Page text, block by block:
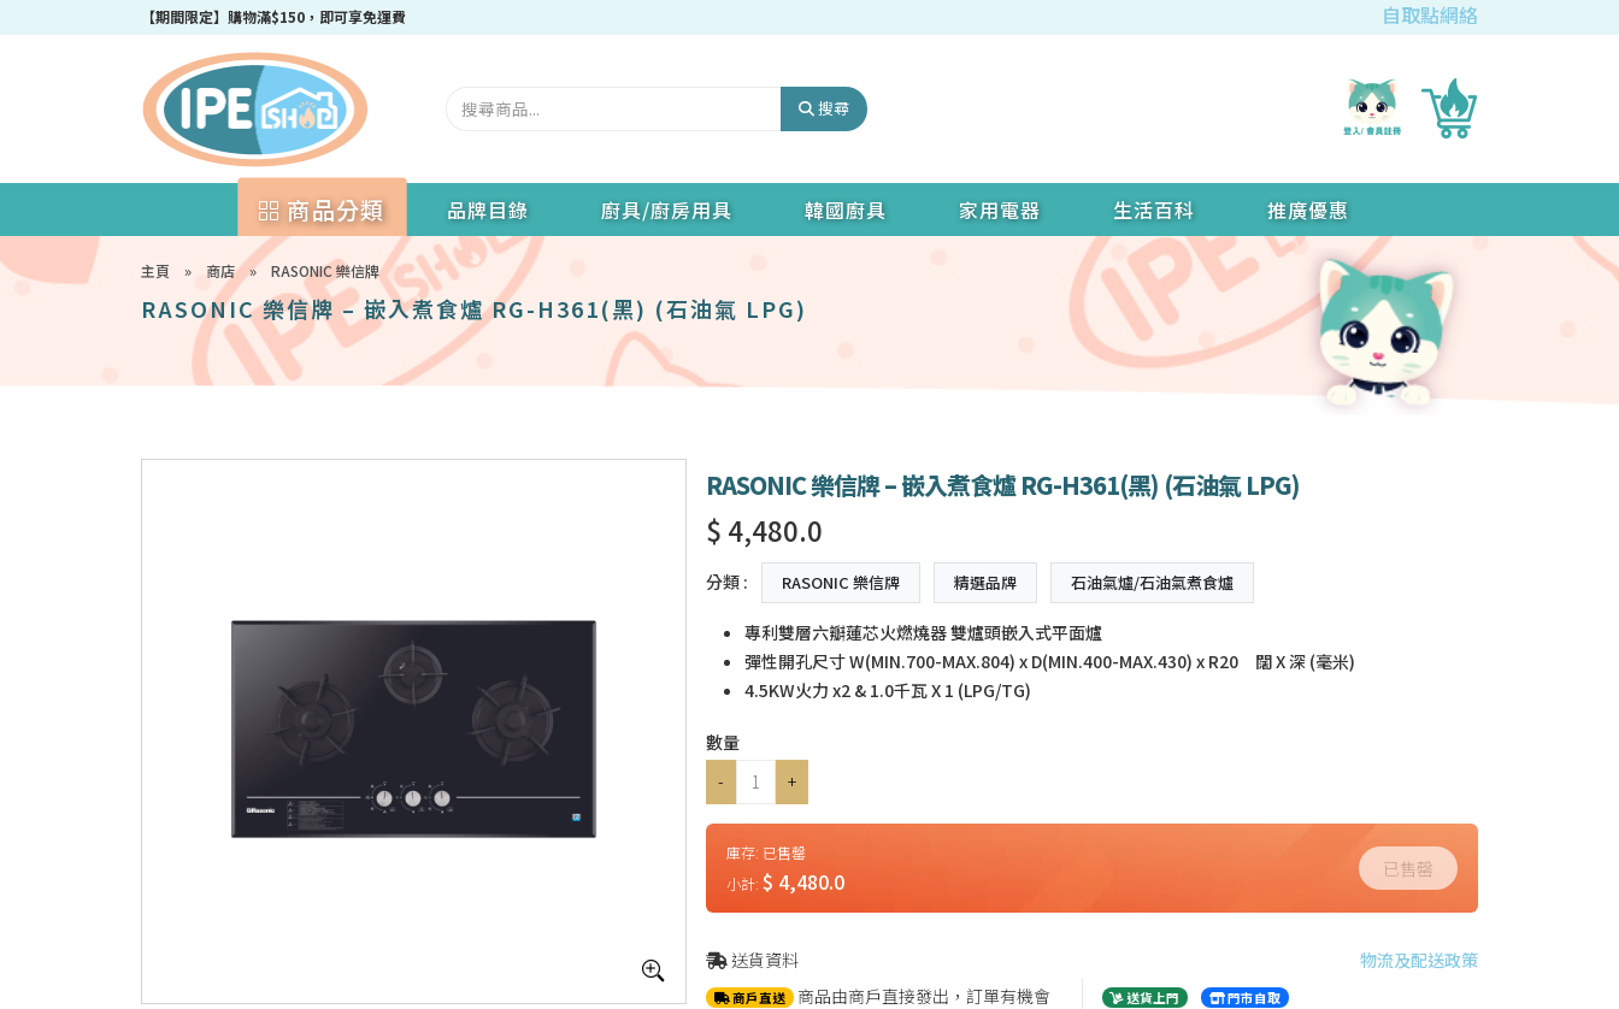
成為IPEshop會員，新會員即可獲得迎新$50購物優惠碼！ 自取點網絡
搜尋
商品分類 品牌目錄 廚具/廚房用具 韓國廚具 家用電器 生活百科 推廣優惠
主頁 » 商店» RASONIC 樂信牌
RASONIC 樂信牌 – 嵌入煮食爐 RG-H361(黑) (石油氣 LPG)
RASONIC 樂信牌 – 嵌入煮食爐 RG-H361(黑) (石油氣 LPG)
$ 4,480.0
分類 : RASONIC 樂信牌 精選品牌 石油氣爐/石油氣煮食爐
專利雙層六瓣蓮芯火燃燒器 雙爐頭嵌入式平面爐
彈性開孔尺寸 W(MIN.700-MAX.804) x D(MIN.400-MAX.430) x R20 闊 X 深 (毫米)
4.5KW火力 x2 & 1.0千瓦 X 1 (LPG/TG)
數量
-
+
庫存: 已售罄
小計:$ 4,480.0 已售罄
送貨資料 物流及配送政策
商戶直送 商品由商戶直接發出，訂單有機會
送貨上門 門市自取